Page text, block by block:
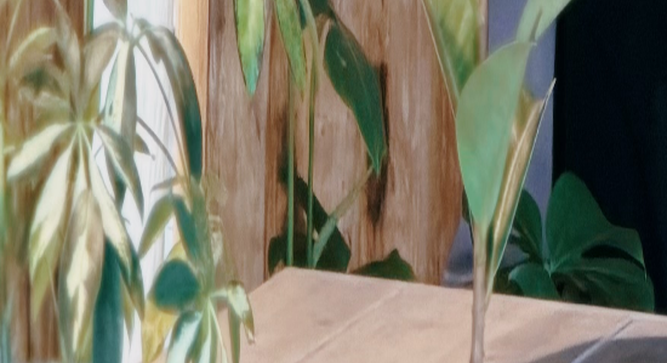
0.0 0)
17,280 円 (税込)
購入